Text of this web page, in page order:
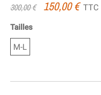
300,00 € 150,00 €TTC
Tailles
M-L